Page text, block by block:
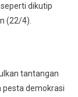
dikutip
(22/4).
tantangan
pesta demokrasi